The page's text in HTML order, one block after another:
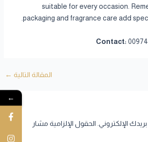
suitable for every occasion.
packaging and fragrance care add
المقالة التالية ←
الإلكتروني. الحقول الإلزامية مشار
←